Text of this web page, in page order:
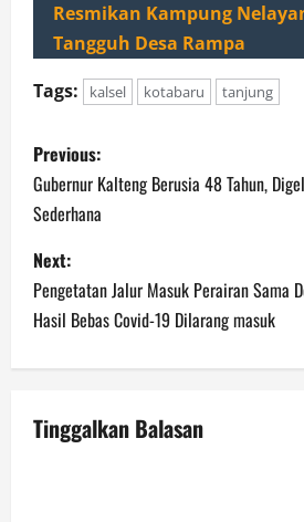
Resmikan Kampung
Tangguh Desa Rampa
Tags:
kalsel kotabaru tanjung
P
o
s
t
n
a
v
Previous:
Gubernur Kalteng Berusia 48 Tahun,
Sederhana
Next:
Pengetatan Jalur Masuk Perairan Sama
Hasil Bebas Covid-19 Dilarang masuk
Tinggalkan Balasan